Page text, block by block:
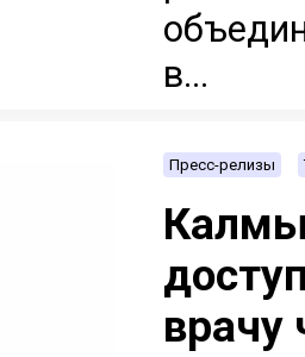
в...
Пресс-релизы
врачу